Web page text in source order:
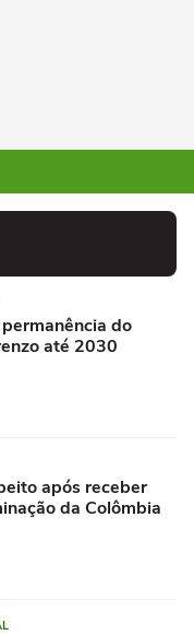
do
até 2030
após receber
da Colômbia